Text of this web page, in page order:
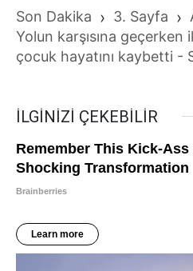
Son Dakika › 3. Sayfa ›
Yolun karşısına geçerken
çocuk hayatını kaybetti -